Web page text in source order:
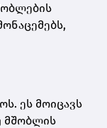
ეს მოიცავს
მშობლის